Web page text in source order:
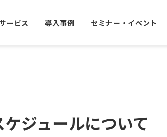
ービス 導入事例 セミナー・イベント
ジュールについて